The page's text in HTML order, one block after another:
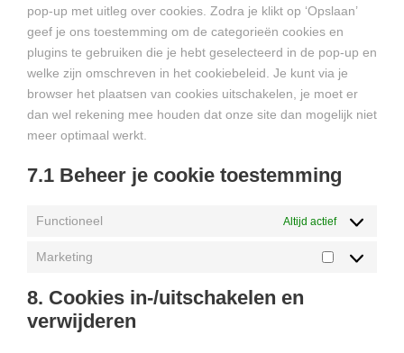
o
s
e
r
v
i
w
r
p
t
t
o
s
e
r
c
g
o
n
t
v
e
d
pop-up met uitleg over cookies. Zodra je klikt op ‘Opslaan’
geef je ons toestemming om de categorieën cookies en
plugins te gebruiken die je hebt geselecteerd in de pop-up en
welke zijn omschreven in het cookiebeleid. Je kunt via je
browser het plaatsen van cookies uitschakelen, je moet er
dan wel rekening mee houden dat onze site dan mogelijk niet
meer optimaal werkt.
7.1 Beheer je cookie toestemming
Functioneel Altijd actief
Marketing
8. Cookies in-/uitschakelen en
verwijderen